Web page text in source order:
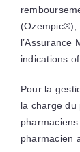
(Ozempic®),
l’Assurance
indications
Pour la
la charge du
pharmacien